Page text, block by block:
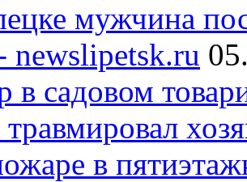
мужчина
newslipetsk.ru
в садовом
в